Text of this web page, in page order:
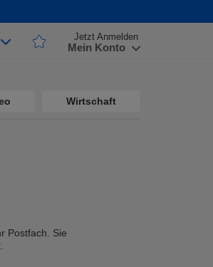
Jetzt Anmelden
Mein Konto
Wirtschaft
Postfach. Sie